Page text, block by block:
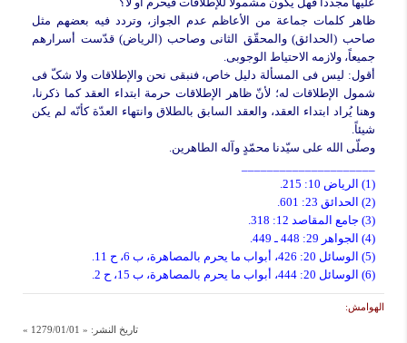
ظاهر کلمات جماعة من الأعاظم عدم الجواز، وتردد فیه بعضهم مثل
صاحب (الحدائق) والمحقّق الثانی وصاحب (الریاض) قدّست أسرارهم
جمیعاً، ولازمه الاحتیاط الوجوبی.
أقول: لیس فی المسألة دلیل خاص، فنبقى نحن والإطلاقات ولا شکّ فی
شمول الإطلاقات له؛ لأنّ ظاهر الإطلاقات حرمة ابتداء العقد کما ذکرنا،
وهنا یُراد ابتداء العقد، والعقد السابق بالطلاق وانتهاء العدّة کأنّه لم یکن
شیئاً.
وصلّى الله على سیّدنا محمّدٍ وآله الطاهرین.
(1) الریاض 10: 215.
(2) الحدائق 23: 601.
(3) جامع المقاصد 12: 318.
(4) الجواهر 29: 448 ـ 449.
(5) الوسائل 20: 426، أبواب ما یحرم بالمصاهرة، ب 6، ح 11.
(6) الوسائل 20: 444، أبواب ما یحرم بالمصاهرة، ب 15، ح 2.
الهوامش:
تاريخ النشر: « 1279/01/01 »